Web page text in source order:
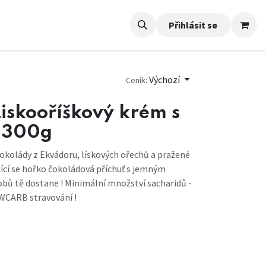
Přihlásit se
Ceník: Výchozí
krém s
300g
z Ekvádoru, lískových ořechů a pražené
se hořko čokoládová příchuť s jemným
tě dostane ! Minimální množství sacharidů -
stravování !